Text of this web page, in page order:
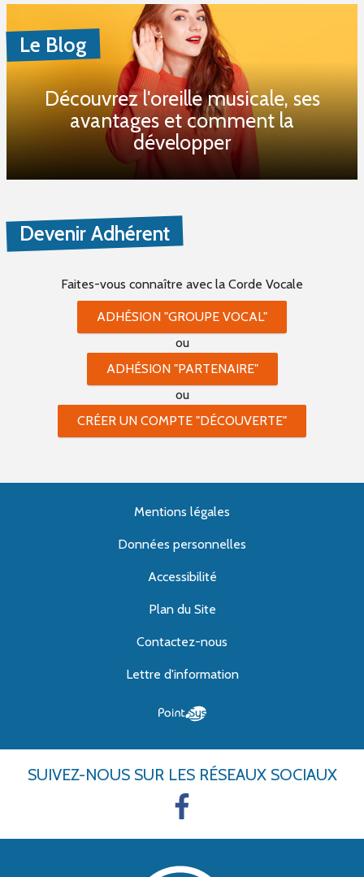
Le Blog
Découvrez l'oreille musicale, ses
avantages et comment la
développer
Devenir Adhérent
Faites-vous connaître avec la Corde Vocale
ADHÉSION "GROUPE VOCAL"
ou
ADHÉSION "PARTENAIRE"
ou
CRÉER UN COMPTE "DÉCOUVERTE"
Mentions légales
Données personnelles
Accessibilité
Plan du Site
Contactez-nous
Lettre d'information
SUIVEZ-NOUS SUR LES RÉSEAUX SOCIAUX